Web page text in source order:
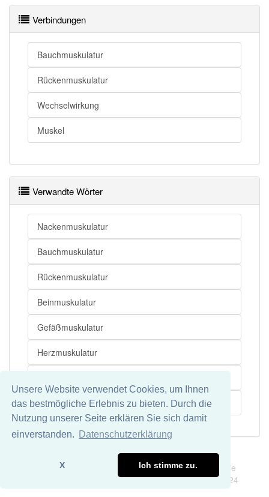
Unsere Website verwendet Cookies, um Ihnen
das bestmögliche Erlebnis zu bieten. Durch die
Nutzung unserer Seite erklären Sie sich damit
einverstanden.
Datenschutzerklärung
X Ich stimme zu.
Verbindungen
Bauchmuskulatur
Rückenmuskulatur
Wechselwirkung
Muskel
Verwandte Wörter
Nackenmuskulatur
Bauchmuskulatur
Rückenmuskulatur
Beinmuskulatur
Gefäßmuskulatur
Herzmuskulatur
Oberschenkelmuskulatur
Datenschutz
Wir übernehmen keine Garantie und keine Haftung für die
Richtigkeit und Vollständigkeit dieser Seite. DDDEasy 2024